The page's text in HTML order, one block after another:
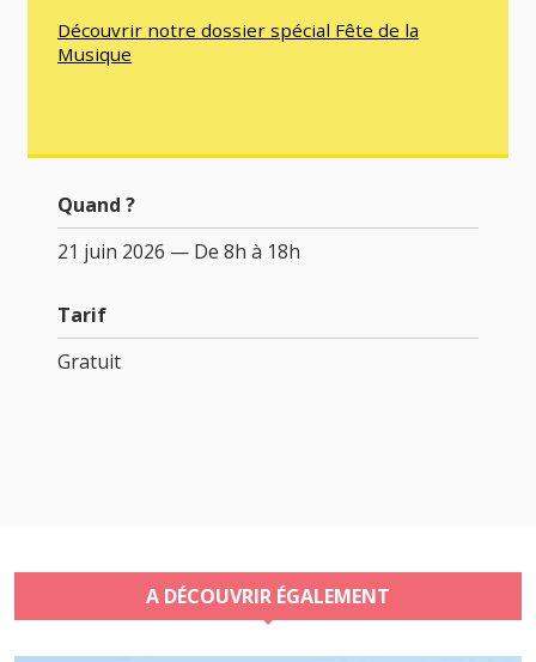
Découvrir notre dossier spécial Fête de la
Musique
Quand ?
21 juin 2026 — De 8h à 18h
Tarif
Gratuit
A DÉCOUVRIR ÉGALEMENT